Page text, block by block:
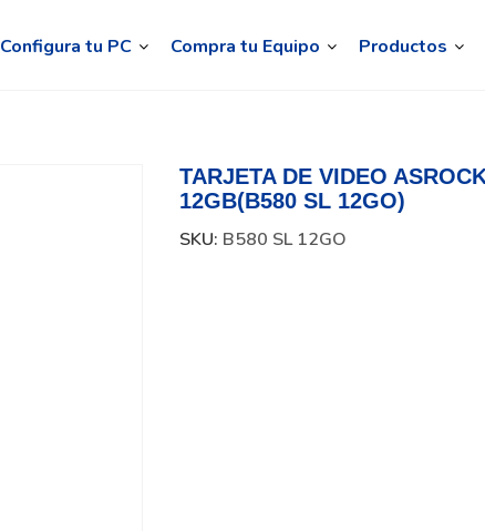
Configura tu PC Compra tu Equipo Productos
TARJETA DE VIDEO
12GB(B580 SL 12GO)
SKU: B580 SL 12GO